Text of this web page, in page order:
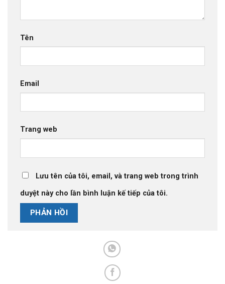
Tên
Email
Trang web
Lưu tên của tôi, email, và trang web trong trình
duyệt này cho lần bình luận kế tiếp của tôi.